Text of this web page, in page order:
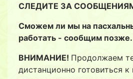
СЛЕДИТЕ ЗА
Cможем ли мы на
работать - сообщим
ВНИМАНИЕ! Продолжаем
дистанционно готовиться